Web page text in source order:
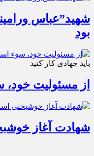
شهید”عباس
بود
باید جهادی کار کنید
از مسئولیت خود،
شهادت آغاز